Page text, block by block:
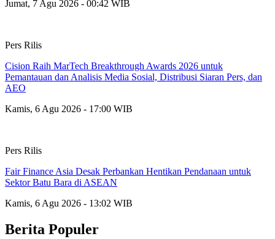
Jumat, 7 Agu 2026 - 00:42 WIB
Pers Rilis
Cision Raih MarTech Breakthrough Awards 2026 untuk
Pemantauan dan Analisis Media Sosial, Distribusi Siaran Pers, dan
AEO
Kamis, 6 Agu 2026 - 17:00 WIB
Pers Rilis
Fair Finance Asia Desak Perbankan Hentikan Pendanaan untuk
Sektor Batu Bara di ASEAN
Kamis, 6 Agu 2026 - 13:02 WIB
Berita Populer